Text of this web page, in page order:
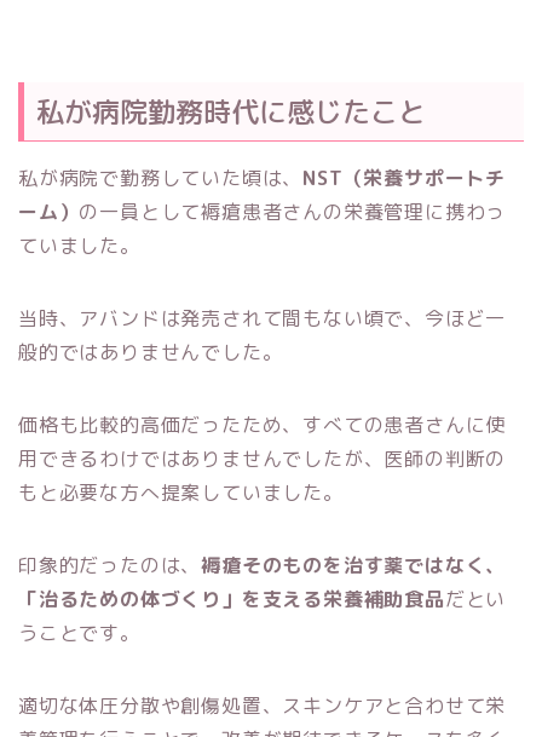
私が病院勤務時代に感じたこと
私が病院で勤務していた頃は、 NST（栄養サポートチ
ーム） の一員として褥瘡患者さんの栄養管理に携わっ
ていました。
当時、アバンドは発売されて間もない頃で、今ほど一
般的ではありませんでした。
価格も比較的高価だったため、すべての患者さんに使
用できるわけではありませんでしたが、医師の判断の
もと必要な方へ提案していました。
印象的だったのは、褥瘡そのものを治す薬ではなく、
「治るための体づくり」を支える栄養補助食品だとい
うことです。
適切な体圧分散や創傷処置、スキンケアと合わせて栄